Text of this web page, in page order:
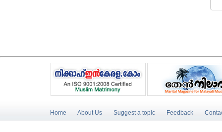
Home About Us Suggest a topic Feedback